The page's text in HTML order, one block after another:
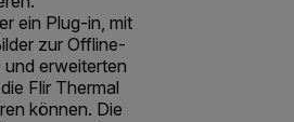
ein Plug-in, mit
zur Offline-
erweiterten
Flir Thermal
können. Die